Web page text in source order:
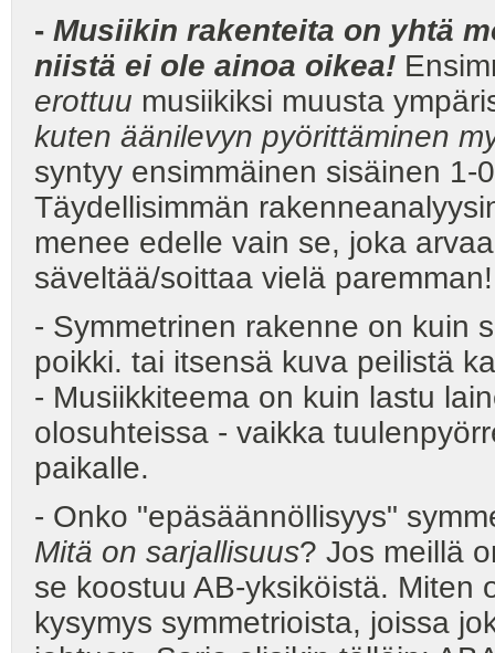
- Musiikin rakenteita on yhtä
niistä ei ole ainoa oikea!
erottuu musiikiksi muusta
kuten äänilevyn pyörittäminen
syntyy ensimmäinen sisäinen
Täydellisimmän
menee edelle vain se, joka
säveltää/soittaa vielä paremman!
- Symmetrinen rakenne on kuin
poikki. tai itsensä kuva peilistä
- Musiikkiteema on kuin lastu
olosuhteissa - vaikka
paikalle.
- Onko "epäsäännöllisyys"
Mitä on sarjallisuus? Jos meillä
se koostuu AB-yksiköistä. Miten
kysymys symmetrioista, joissa